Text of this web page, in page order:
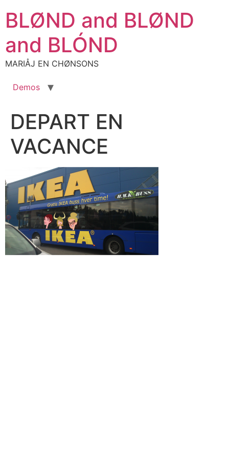
contenu
BLØND and BLØND
and BLÓND
MARIÅJ EN CHØNSONS
Demos
DEPART EN
VACANCE